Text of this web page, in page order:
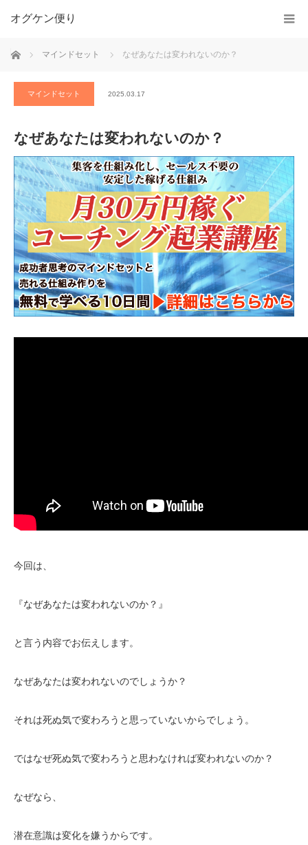
オグケン便り
ホーム マインドセット なぜあなたは変われないのか？
マインドセット 2025.03.17
なぜあなたは変われないのか？
今回は、
『なぜあなたは変われないのか？』
と言う内容でお伝えします。
なぜあなたは変われないのでしょうか？
それは死ぬ気で変わろうと思っていないからでしょう。
ではなぜ死ぬ気で変わろうと思わなければ変われないのか？
なぜなら、
潜在意識は変化を嫌うからです。